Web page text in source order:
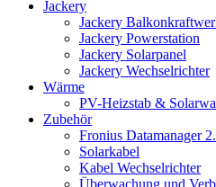
Jackery
Jackery
Jackery Powerstation
Jackery Solarpanel
Jackery Wechselrichter
Wärme
PV-Heizstab &
Zubehör
Fronius Datamanager
Solarkabel
Kabel Wechselrichter
Überwachung und